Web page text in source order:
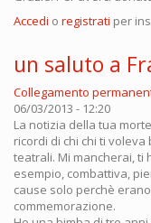
Accedi o registrati per
un saluto a
Collegamento
06/03/2013 - 12:20
La notizia della tua
ricordi di chi chi ti
teatrali. Mi mancherai, ti
esempio, combattiva,
cause solo perchè
commemorazione.